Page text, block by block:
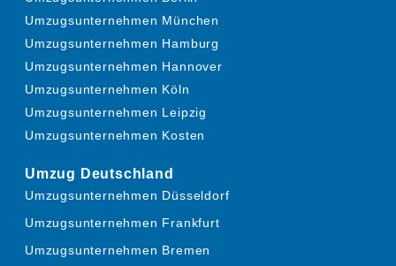
Umzugsunternehmen München
Umzugsunternehmen Hamburg
Umzugsunternehmen Hannover
Umzugsunternehmen Köln
Umzugsunternehmen Leipzig
Umzugsunternehmen Kosten
Umzug Deutschland
Umzugsunternehmen Düsseldorf
Umzugsunternehmen Frankfurt
Umzugsunternehmen Bremen